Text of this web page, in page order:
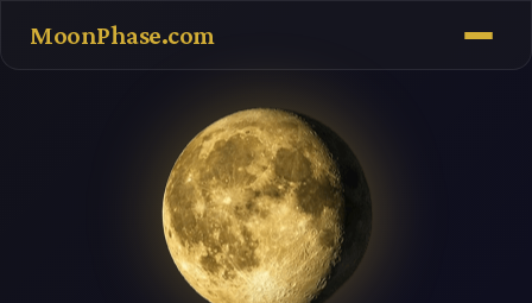
MoonPhase.com